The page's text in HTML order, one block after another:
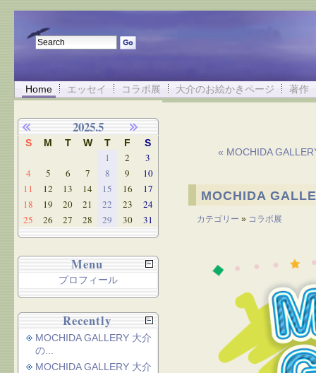
Home エッセイ コラボ展 大介のお絵かきページ 著作
« MOCHIDA
MOCHIDA
カテゴリー » コラボ展
2025.5
S M T W T F S
1 2
3
4
5 6 7 8 9
10
11
12 13 14 15 16
17
18
19 20 21 22 23
24
25
26 27 28 29 30 31
Menu
プロフィール
Recently
MOCHIDA GALLERY 大介
の...
MOCHIDA GALLERY 大介